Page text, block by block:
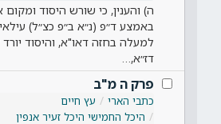
ה) והענין, כי שורש היסוד ומקום
באמצע ד״פ (נ״א ב״פ כצ״ל)
למעלה בחזה דאו"א, והיסוד
דז״א,…
פרק ה מ"ב
כתבי הארי
עץ חיים
היכל החמישי היכל זעיר אנפין